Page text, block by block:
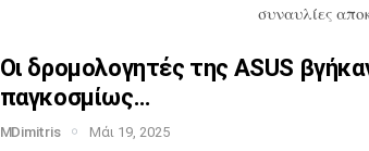
συναυλίες
Οι δρομολογητές της ASUS
παγκοσμίως…
MDimitris Μάι 19, 2025